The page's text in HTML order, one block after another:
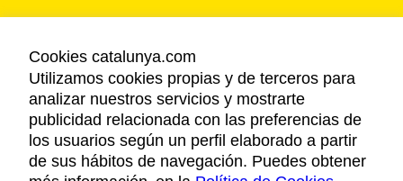
AVISO LEGAL
POLÍTICA DE PRIVACIDAD
COOKIES
ACCESSIBILIDAD
Cookies catalunya.com
Utilizamos cookies propias y de terceros para
analizar nuestros servicios y mostrarte
publicidad relacionada con las preferencias de
los usuarios según un perfil elaborado a partir
de sus hábitos de navegación. Puedes obtener